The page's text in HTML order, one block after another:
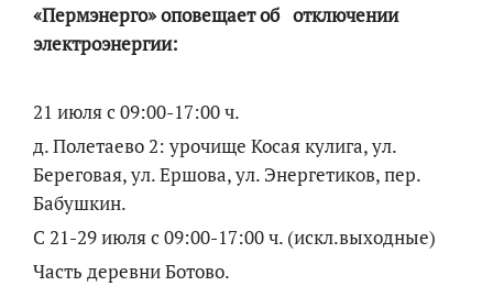
«Пермэнерго» оповещает об отключении
электроэнергии:
21 июля с 09:00-17:00 ч.
д. Полетаево 2: урочище Косая кулига, ул.
Береговая, ул. Ершова, ул. Энергетиков, пер.
Бабушкин.
С 21-29 июля с 09:00-17:00 ч. (искл.выходные)
Часть деревни Ботово.